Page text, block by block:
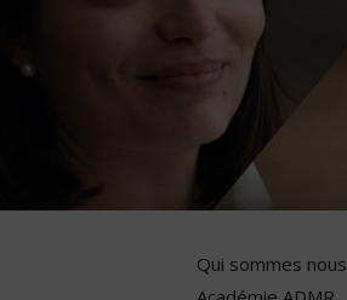
Qui sommes nous